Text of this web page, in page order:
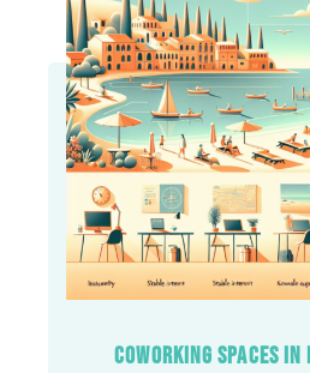
COWORKING SPACES